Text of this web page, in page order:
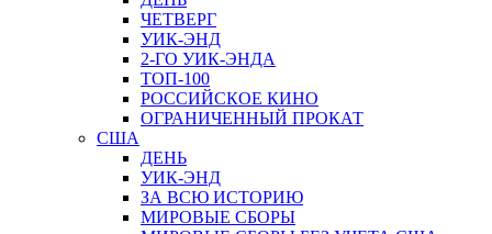
ЧЕТВЕРГ
УИК-ЭНД
2-ГО УИК-ЭНДА
ТОП-100
РОССИЙСКОЕ КИНО
ОГРАНИЧЕННЫЙ ПРОКАТ
США
ДЕНЬ
УИК-ЭНД
ЗА ВСЮ ИСТОРИЮ
МИРОВЫЕ СБОРЫ